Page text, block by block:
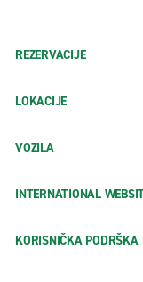
REZERVACIJE
LOKACIJE
VOZILA
INTERNATIONAL
KORISNIČKA PODRŠKA